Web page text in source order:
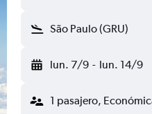
São Paulo (GRU)
lun. 7/9 - lun. 14/9
1 pasajero,